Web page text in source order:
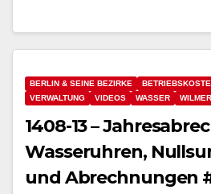
BERLIN & SEINE BEZIRKE
VERWALTUNG
VIDEOS WASSER
1408-13 –
Wasseruhren,
und Abrechnungen